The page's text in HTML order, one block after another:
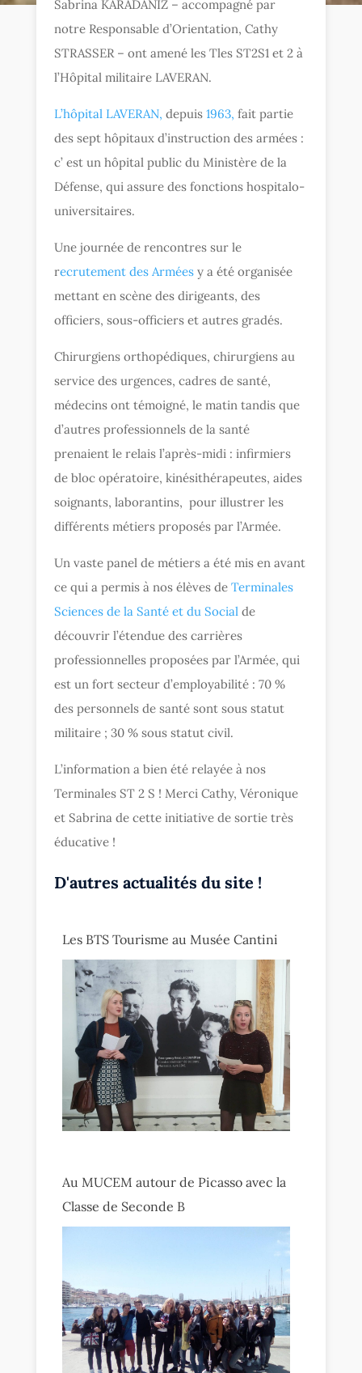
Sabrina KARADANIZ – accompagné par
notre Responsable d’Orientation, Cathy
STRASSER – ont amené les Tles ST2S1 et 2 à
l’Hôpital militaire LAVERAN.
L’hôpital LAVERAN, depuis1963,fait partie
des sept hôpitaux d’instruction des armées :
c’ est un hôpital public du Ministère de la
Défense, qui assure des fonctions hospitalo-
universitaires.
Une journée de rencontres sur le
recrutement des Armées y a été organisée
mettant en scène des dirigeants, des
officiers, sous-officiers et autres gradés.
Chirurgiens orthopédiques, chirurgiens au
service des urgences, cadres de santé,
médecins ont témoigné, le matin tandis que
d’autres professionnels de la santé
prenaient le relais l’après-midi : infirmiers
de bloc opératoire, kinésithérapeutes, aides
soignants, laborantins, pour illustrer les
différents métiers proposés par l’Armée.
Un vaste panel de métiers a été mis en avant
ce qui a permis à nos élèves deTerminales
Sciences de la Santé et du Social de
découvrir l’étendue des carrières
professionnelles proposées par l’Armée, qui
est un fort secteur d’employabilité : 70 %
des personnels de santé sont sous statut
militaire ; 30 % sous statut civil.
L’information a bien été relayée à nos
Terminales ST 2 S ! Merci Cathy, Véronique
et Sabrina de cette initiative de sortie très
éducative !
D'autres actualités du site !
Les BTS Tourisme au Musée Cantini
Au MUCEM autour de Picasso avec la
Classe de Seconde B